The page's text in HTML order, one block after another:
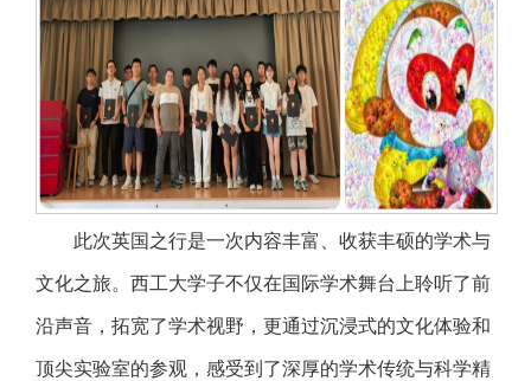
此次英国之行是一次内容丰富、收获丰硕的学术与
文化之旅。西工大学子不仅在国际学术舞台上聆听了前
沿声音，拓宽了学术视野，更通过沉浸式的文化体验和
顶尖实验室的参观，感受到了深厚的学术传统与科学精